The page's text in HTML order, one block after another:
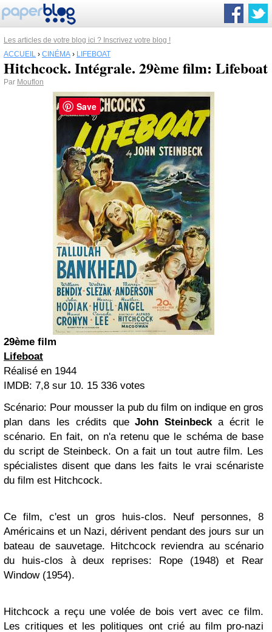
Les articles de votre blog ici ? Inscrivez votre blog !
ACCUEIL › CINÉMA › LIFEBOAT
Hitchcock. Intégrale. 29ème film: Lifeboat
Par Mouflon
29ème film
Lifeboat
Réalisé en 1944
IMDB: 7,8 sur 10. 15 336 votes
Scénario: Pour mousser la pub du film on indique en gros
plan dans les crédits queJohn Steinbecka écrit le
scénario. En fait, on n'a retenu que le schéma de base
du script de Steinbeck. On a fait un tout autre film. Les
spécialistes disent que dans les faits le vrai scénariste
du film est Hitchcock.
Ce film, c'est un gros huis-clos. Neuf personnes, 8
Américains et un Nazi, dérivent pendant des jours sur un
bateau de sauvetage. Hitchcock reviendra au scénario
du huis-clos à deux reprises: Rope (1948) et Rear
Window (1954).
Hitchcock a reçu une volée de bois vert avec ce film.
Les critiques et les politiques ont crié au film pro-nazi
Save